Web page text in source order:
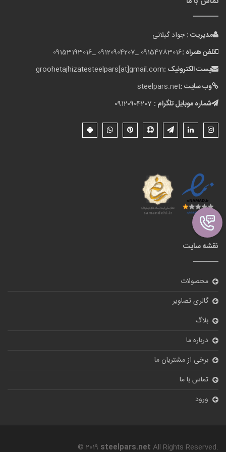
مدیریت :جواد گیلانی
تلفن همراه :09154783016 _
09120904207 _
09153193016
پست الکترونیک :groohetajhizatesteelpars[at]gmail.com
وب سایت :steelpars.net
شماره موبایل تلگرام :
نقشه سایت
محصولات
گالری تصاویر
بلاگ
درباره ما
برخی از مشتریان ما
تماس با ما
ورود
© 2019 steelpars.net All Rights Reserved.